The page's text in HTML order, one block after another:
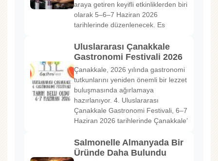
araya getiren keyifli etkinliklerden biri
olarak 5–6–7 Haziran 2026
tarihlerinde düzenlenecek. Es
Uluslararası Çanakkale
Gastronomi Festivali 2026
Çanakkale, 2026 yılında gastronomi
tutkunlarını yeniden önemli bir lezzet
buluşmasında ağırlamaya
hazırlanıyor. 4. Uluslararası
Çanakkale Gastronomi Festivali, 6–7
Haziran 2026 tarihlerinde Çanakkale’
Salmonelle Almanyada Bir
Üründe Daha Bulundu